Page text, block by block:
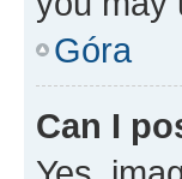
Góra
Can I